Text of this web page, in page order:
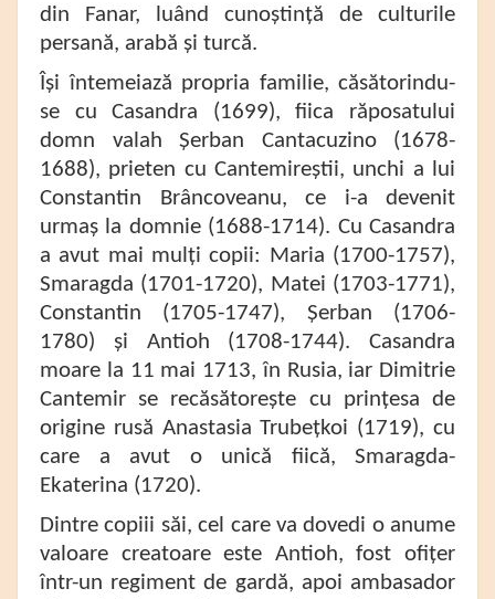
din Fanar, luând cunoștință de culturile
persană, arabă și turcă.
Își întemeiază propria familie, căsătorindu-
se cu Casandra (1699), fiica răposatului
domn valah Șerban Cantacuzino (1678-
1688), prieten cu Cantemireștii, unchi a lui
Constantin Brâncoveanu, ce i-a devenit
urmaș la domnie (1688-1714). Cu Casandra
a avut mai mulți copii: Maria (1700-1757),
Smaragda (1701-1720), Matei (1703-1771),
Constantin (1705-1747), Șerban (1706-
1780) și Antioh (1708-1744). Casandra
moare la 11 mai 1713, în Rusia, iar Dimitrie
Cantemir se recăsătorește cu prințesa de
origine rusă Anastasia Trubețkoi (1719), cu
care a avut o unică fiică, Smaragda-
Ekaterina (1720).
Dintre copiii săi, cel care va dovedi o anume
valoare creatoare este Antioh, fost ofițer
într-un regiment de gardă, apoi ambasador